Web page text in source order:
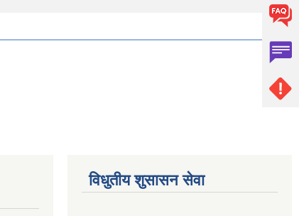
विधुतीय शुसासन सेवा